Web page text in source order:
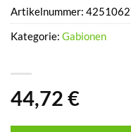
44,72 €
Artikelnummer:
Kategorie: Gabionen